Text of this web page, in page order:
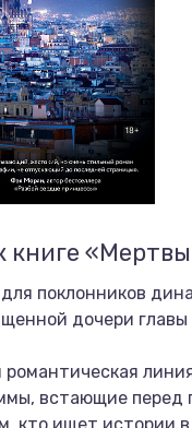
книге
поклонников
дочери
романтическая
встающие перед